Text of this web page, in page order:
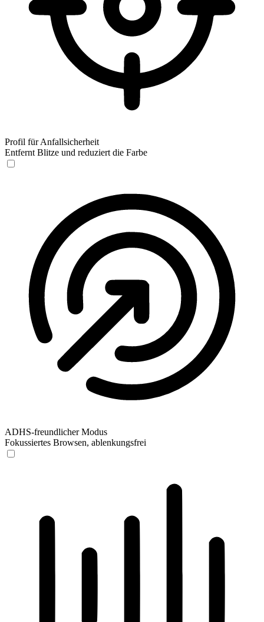
Profil für Anfallsicherheit
Entfernt Blitze und reduziert die Farbe
ADHS-freundlicher Modus
Fokussiertes Browsen, ablenkungsfrei